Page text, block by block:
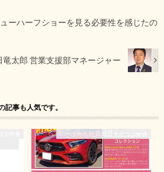
ーハーフショーを見る必要性を感じたの
竜太郎 営業支援部マネージャー
記事も人気です。
いーふらん社員の日々のつぶやき